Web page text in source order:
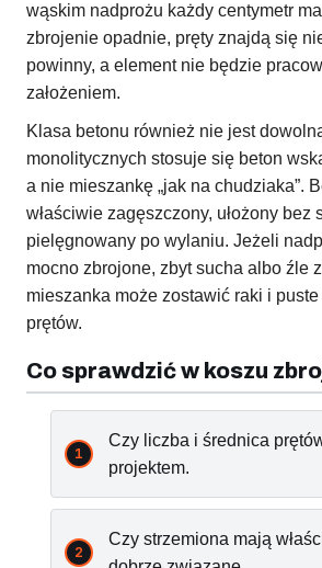
wąskim nadprożu każdy centymetr
zbrojenie opadnie, pręty znajdą się
powinny, a element nie będzie
założeniem.
Klasa betonu również nie jest
monolitycznych stosuje się beton
a nie mieszankę „jak na chudziaka”.
właściwie zagęszczony, ułożony bez
pielęgnowany po wylaniu. Jeżeli
mocno zbrojone, zbyt sucha albo źle
mieszanka może zostawić raki i puste
prętów.
Co sprawdzić w koszu
Czy liczba i średnica
projektem.
Czy strzemiona mają